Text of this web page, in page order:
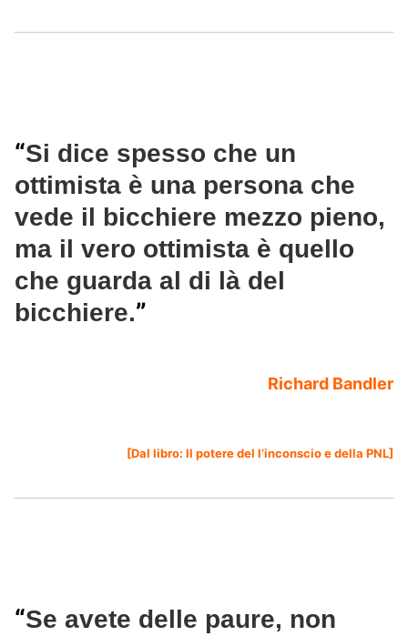
“Si dice spesso che un
ottimista è una persona che
vede il bicchiere mezzo pieno,
ma il vero ottimista è quello
che guarda al di là del
bicchiere.”
Richard Bandler
[Dal libro: Il potere del l’inconscio e della PNL]
“Se avete delle paure, non